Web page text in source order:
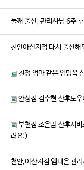
둘째 출산, 관리사님 6주
천안아산지점 다시 출산해
친정 엄마 같은 임명옥
안성점 김수현 산후도
부천점 조은맘 산후서
려요:)
천안,아산지점 임태은 관